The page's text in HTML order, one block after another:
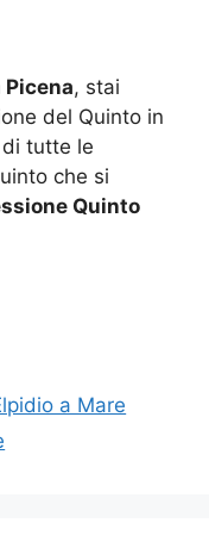
, stai
del Quinto in
di tutte le
che si
Quinto
a Mare